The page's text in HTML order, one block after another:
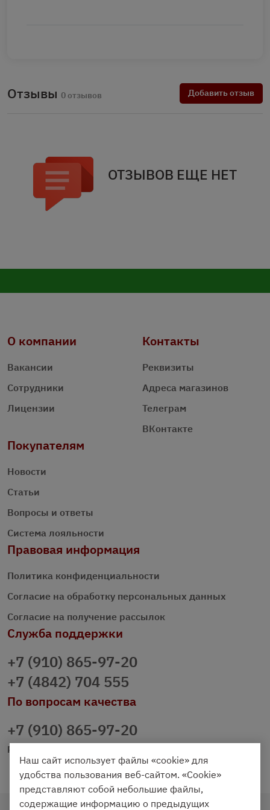
Отзывы 0 отзывов Добавить отзыв
ОТЗЫВОВ ЕЩЕ НЕТ
О компании
Вакансии
Сотрудники
Лицензии
Контакты
Реквизиты
Адреса магазинов
Телеграм
ВКонтакте
Покупателям
Новости
Статьи
Вопросы и ответы
Система лояльности
Правовая информация
Политика конфиденциальности
Согласие на обработку персональных данных
Согласие на получение рассылок
Служба поддержки
+7 (910) 865-97-20
+7 (4842) 704 555
По вопросам качества
+7 (910) 865-97-20
prazdnichniy40@palmi.ru
Наш сайт использует файлы «cookie» для
удобства пользования веб-сайтом. «Cookie»
представляют собой небольшие файлы,
содержащие информацию о предыдущих